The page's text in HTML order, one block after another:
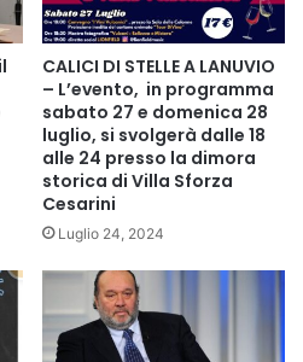
CALICI DI STELLE A LANUVIO
– L’evento, in programma
sabato 27 e domenica 28
luglio, si svolgerà dalle 18
alle 24 presso la dimora
storica di Villa Sforza
Cesarini
Luglio 24, 2024